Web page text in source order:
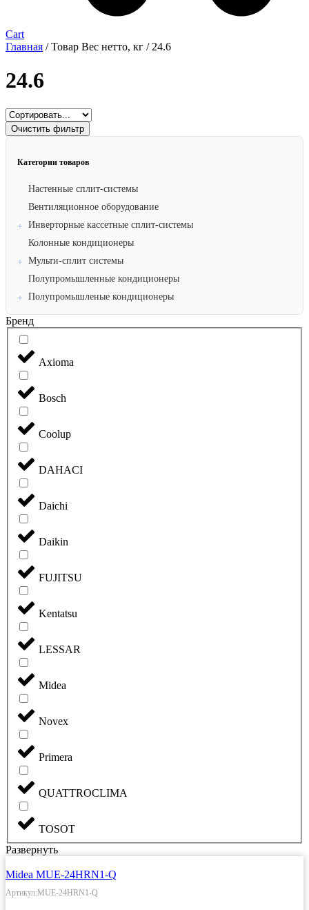
Cart
Главная / Товар Вес нетто, кг / 24.6
24.6
Очистить фильтр
Категории товаров
Настенные сплит-системы
Вентиляционное оборудование
Инверторные кассетные сплит-системы
Колонные кондиционеры
Мульти-сплит системы
Полупромышленные кондиционеры
Полупромышленые кондиционеры
Бренд
Axioma
Bosch
Coolup
DAHACI
Daichi
Daikin
FUJITSU
Kentatsu
LESSAR
Midea
Novex
Primera
QUATTROCLIMA
TOSOT
Развернуть
Midea MUE-24HRN1-Q
Артикул:MUE-24HRN1-Q